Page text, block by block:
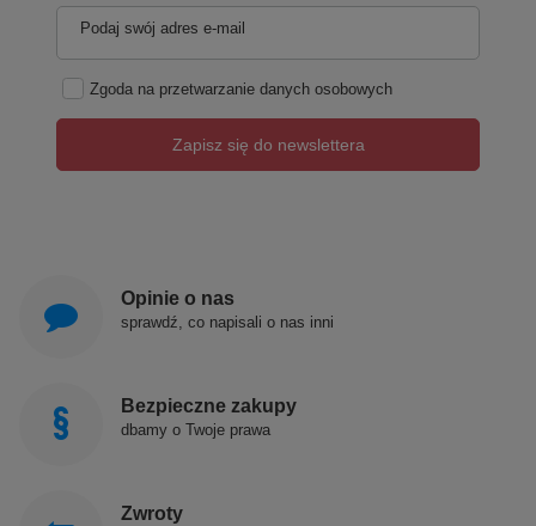
Podaj swój adres e-mail
Zgoda na przetwarzanie danych osobowych
Zapisz się do newslettera
Opinie o nas
sprawdź, co napisali o nas inni
Bezpieczne zakupy
dbamy o Twoje prawa
Zwroty